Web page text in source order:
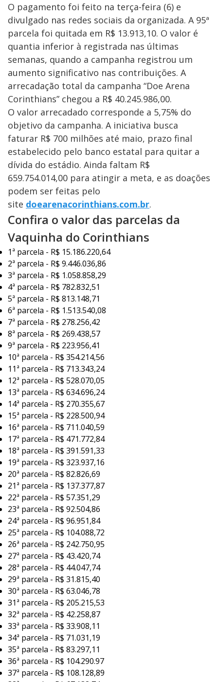
O pagamento foi feito na terça-feira (6) e
divulgado nas redes sociais da organizada. A 95ª
parcela foi quitada em R$ 13.913,10. O valor é
quantia inferior à registrada nas últimas
semanas, quando a campanha registrou um
aumento significativo nas contribuições. A
arrecadação total da campanha “Doe Arena
Corinthians” chegou a R$ 40.245.986,00.
O valor arrecadado corresponde a 5,75% do
objetivo da campanha. A iniciativa busca
faturar R$ 700 milhões até maio, prazo final
estabelecido pelo banco estatal para quitar a
dívida do estádio. Ainda faltam R$
659.754.014,00 para atingir a meta, e as doações
podem ser feitas pelo
site doearenacorinthians.com.br.
Confira o valor das parcelas da
Vaquinha do Corinthians
1ª parcela - R$ 15.186.220,64
2ª parcela - R$ 9.446.036,86
3ª parcela - R$ 1.058.858,29
4ª parcela - R$ 782.832,51
5ª parcela - R$ 813.148,71
6ª parcela - R$ 1.513.540,08
7ª parcela - R$ 278.256,42
8ª parcela - R$ 269.438,57
9ª parcela - R$ 223.956,41
10ª parcela - R$ 354.214,56
11ª parcela - R$ 713.343,24
12ª parcela - R$ 528.070,05
13ª parcela - R$ 634.696,24
14ª parcela - R$ 270.355,67
15ª parcela - R$ 228.500,94
16ª parcela - R$ 711.040,59
17ª parcela - R$ 471.772,84
18ª parcela - R$ 391.591,33
19ª parcela - R$ 323.937,16
20ª parcela - R$ 82.826,69
21ª parcela - R$ 137.377,87
22ª parcela - R$ 57.351,29
23ª parcela - R$ 92.504,86
24ª parcela - R$ 96.951,84
25ª parcela - R$ 104.088,72
26ª parcela - R$ 242.750,95
27ª parcela - R$ 43.420,74
28ª parcela - R$ 44.047,74
29ª parcela - R$ 31.815,40
30ª parcela - R$ 63.046,78
31ª parcela - R$ 205.215,53
32ª parcela - R$ 42.258,87
33ª parcela - R$ 33.908,11
34ª parcela - R$ 71.031,19
35ª parcela - R$ 83.297,11
36ª parcela - R$ 104.290.97
37ª parcela - R$ 108.128,89